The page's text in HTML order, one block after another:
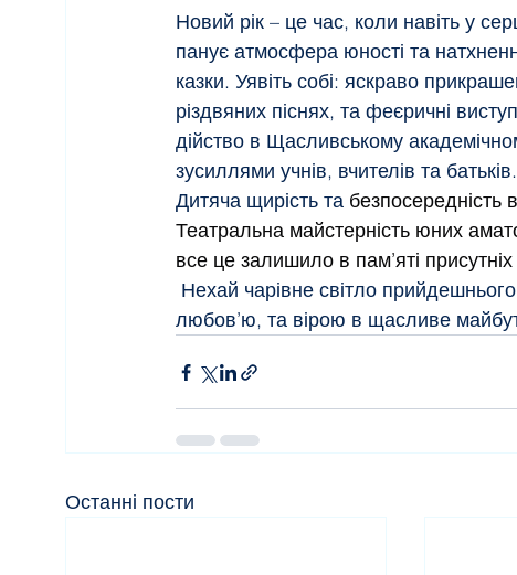
Новий рік – це час, коли навіть у
панує атмосфера юності та
казки. Уявіть собі: яскраво
різдвяних піснях, та феєричні
дійство в Щасливському
зусиллями учнів, вчителів та батьків.
Дитяча щирість та безпосередність
Театральна майстерність юних
все це залишило в пам’яті
Нехай чарівне світло
любов’ю, та вірою в щасливе
Останні пости